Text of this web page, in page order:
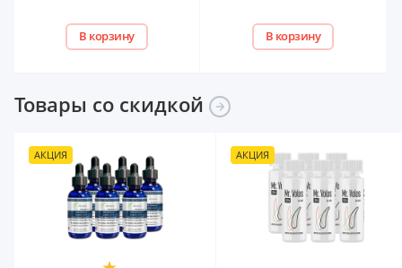
В корзину В корзину
Товары со скидкой
АКЦИЯ АКЦИЯ